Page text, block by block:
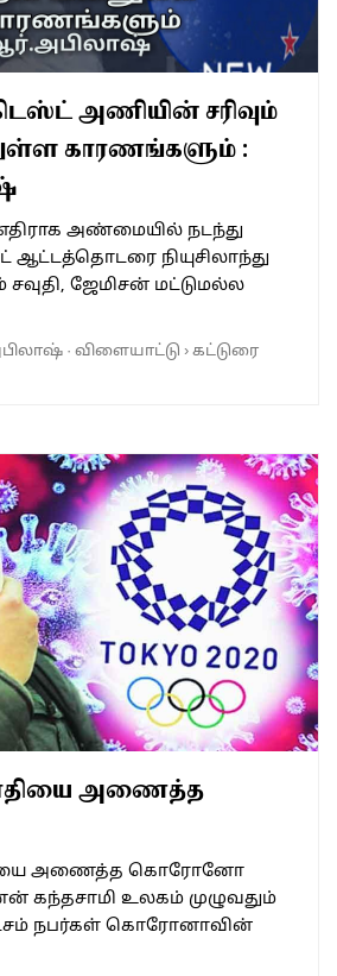
அணியின் சரிவும்
காரணங்களும் :
அண்மையில் நடந்து
ஆட்டத்தொடரை நியுசிலாந்து
சவுதி, ஜேமிசன் மட்டுமல்ல
· விளையாட்டு ›கட்டுரை
அணைத்த
அணைத்த கொரோனோ
கந்தசாமி உலகம் முழுவதும்
நபர்கள் கொரோனாவின்